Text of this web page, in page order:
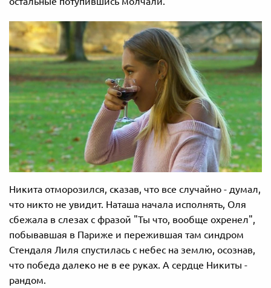
Никита отморозился, сказав, что все случайно - думал,
что никто не увидит. Наташа начала исполнять, Оля
сбежала в слезах с фразой "Ты что, вообще охренел",
побывавшая в Париже и пережившая там синдром
Стендаля Лиля спустилась с небес на землю, осознав,
что победа далеко не в ее руках. А сердце Никиты -
рандом.